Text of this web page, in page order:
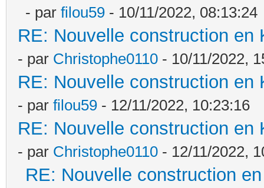
- par filou59 - 10/11/2022, 08:13:24
RE: Nouvelle construction
- par Christophe0110 - 10/11/2022,
RE: Nouvelle construction
- par filou59 - 12/11/2022, 10:23:16
RE: Nouvelle construction
- par Christophe0110 - 12/11/2022,
RE: Nouvelle construction